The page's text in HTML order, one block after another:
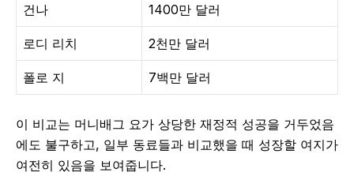
건나 1400만 달러
로디 리치 2천만 달러
폴로 지 7백만 달러
이 비교는 머니배그 요가 상당한 재정적 성공을 거두었음
에도 불구하고, 일부 동료들과 비교했을 때 성장할 여지가
여전히 있음을 보여줍니다.